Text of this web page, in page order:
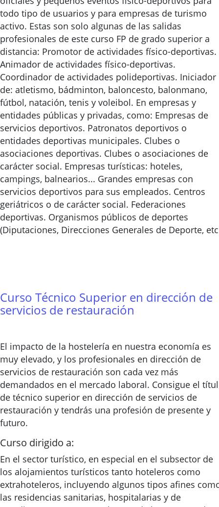
todo tipo de usuarios y para empresas de turismo
activo. Estas son solo algunas de las salidas
profesionales de este curso FP de grado superior a
distancia: Promotor de actividades físico-deportivas.
Animador de actividades físico-deportivas.
Coordinador de actividades polideportivas. Iniciador
de: atletismo, bádminton, baloncesto, balonmano,
fútbol, natación, tenis y voleibol. En empresas y
entidades públicas y privadas, como: Empresas de
servicios deportivos. Patronatos deportivos o
entidades deportivas municipales. Clubes o
asociaciones deportivas. Clubes o asociaciones de
carácter social. Empresas turísticas: hoteles,
campings, balnearios... Grandes empresas con
servicios deportivos para sus empleados. Centros
geriátricos o de carácter social. Federaciones
deportivas. Organismos públicos de deportes
(Diputaciones, Direcciones Generales de Deporte,
Curso Técnico Superior en dirección de
servicios de restauración
El impacto de la hostelería en nuestra economía es
muy elevado, y los profesionales en dirección de
servicios de restauración son cada vez más
demandados en el mercado laboral. Consigue el
de técnico superior en dirección de servicios de
restauración y tendrás una profesión de presente y
futuro.
Curso dirigido a:
En el sector turístico, en especial en el subsector de
los alojamientos turísticos tanto hoteleros como
extrahoteleros, incluyendo algunos tipos afines
las residencias sanitarias, hospitalarias y de